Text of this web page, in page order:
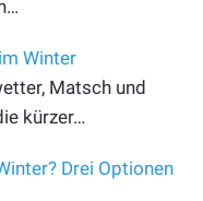
Winter
Matsch und
kürzer…
Drei Optionen